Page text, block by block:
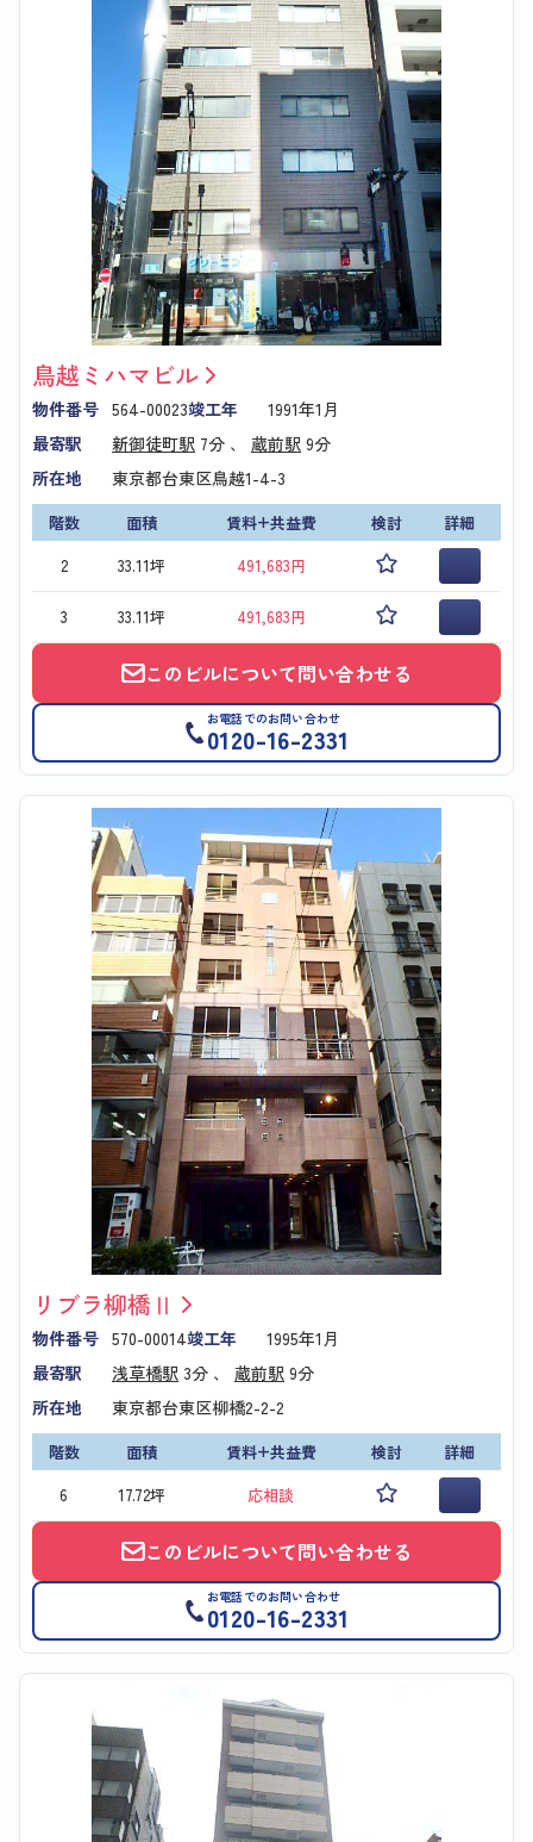
鳥越ミハマビル
物件番号 564-00023竣工年
1991年1月
最寄駅
新御徒町駅 7分 、 蔵前駅 9分
所在地
東京都台東区鳥越1-4-3
階数 面積 賃料+共益費 検討
詳細
2
33.11坪 491,683円
3 33.11坪 491,683円
このビルについて問い合わせる
お電話でのお問い合わせ
0120-16-2331
リブラ柳橋Ⅱ
物件番号 570-00014竣工年
1995年1月
最寄駅
浅草橋駅 3分 、 蔵前駅 9分
所在地
東京都台東区柳橋2-2-2
階数 面積 賃料+共益費 検討
詳細
6
17.72坪 応相談
このビルについて問い合わせる
お電話でのお問い合わせ
0120-16-2331